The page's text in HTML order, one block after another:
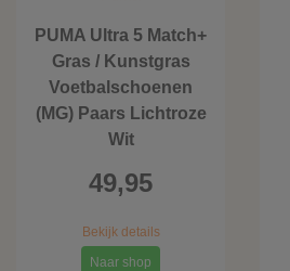
PUMA Ultra 5 Match+
Gras / Kunstgras
Voetbalschoenen
(MG) Paars Lichtroze
Wit
49,95
Bekijk details
Naar shop